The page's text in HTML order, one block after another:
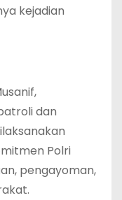
kejadian
dan
Polri
pengayoman,